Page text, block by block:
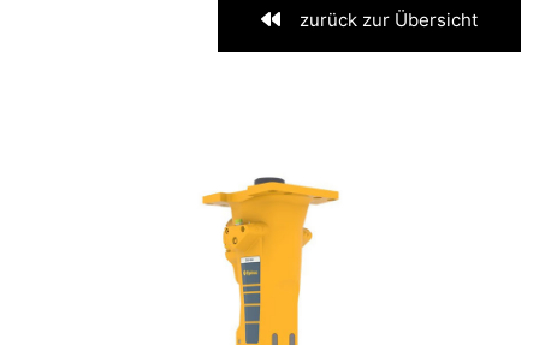
zurück zur Übersicht